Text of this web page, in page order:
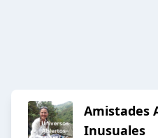
Amistades
Inusuales